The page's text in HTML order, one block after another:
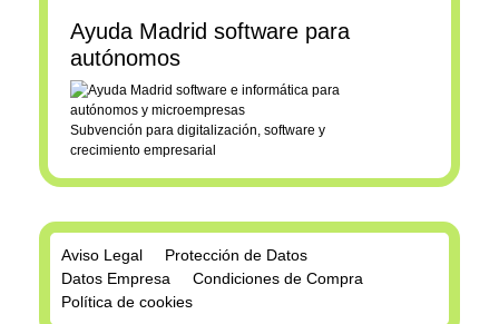
Ayuda Madrid software para
autónomos
Subvención para digitalización, software y
crecimiento empresarial
Aviso Legal
Protección de Datos
Datos Empresa
Condiciones de Compra
Política de cookies